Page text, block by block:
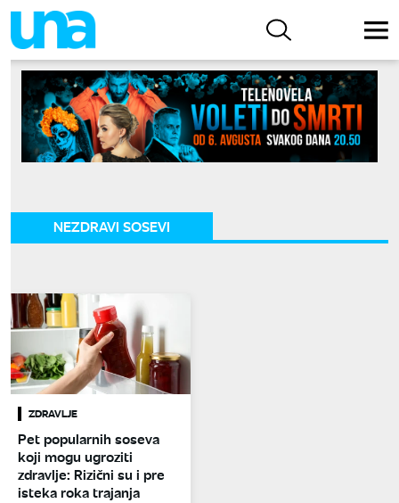
NEZDRAVI SOSEVI
ZDRAVLJE
Pet popularnih soseva
koji mogu ugroziti
zdravlje: Rizični su i pre
isteka roka trajanja